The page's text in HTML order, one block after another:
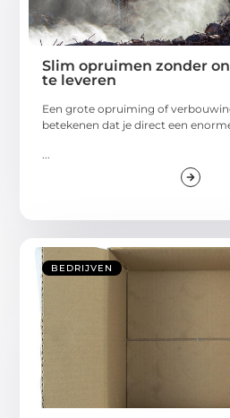
Slim opruimen zonder
te leveren
Een grote opruiming of
betekenen dat je direct een
BEDRIJVEN